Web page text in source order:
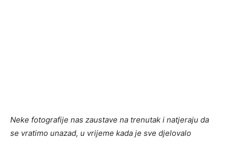
Neke fotografije nas zaustave na trenutak i natjeraju da
se vratimo unazad, u vrijeme kada je sve djelovalo